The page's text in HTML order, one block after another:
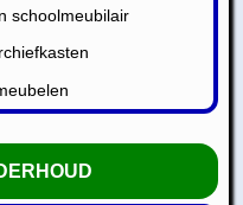
schoolmeubilair